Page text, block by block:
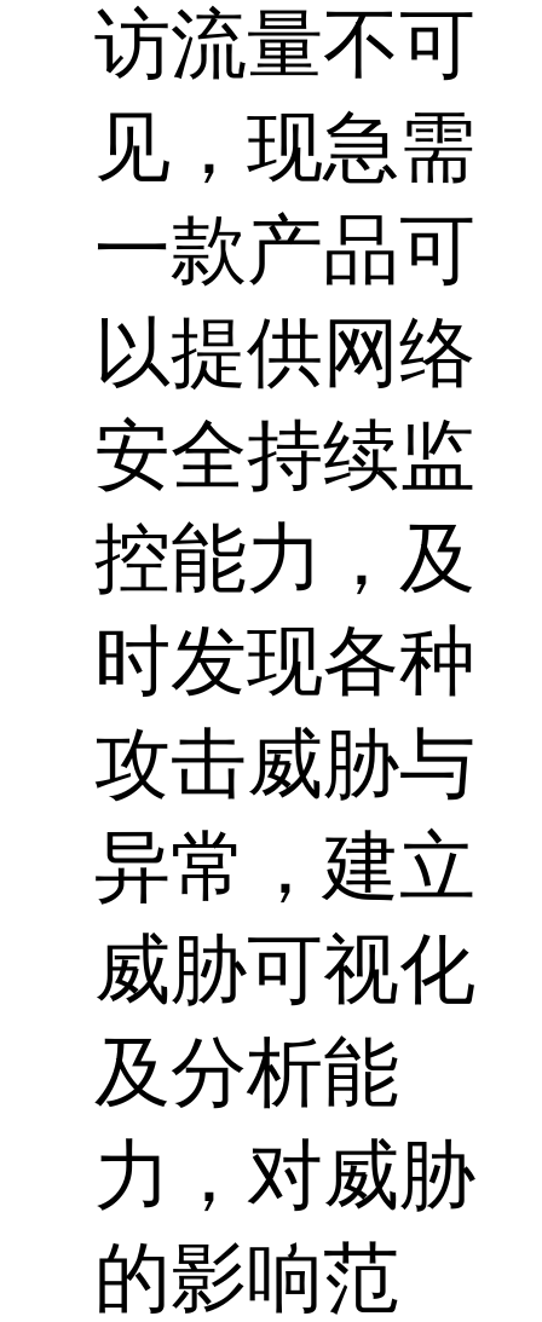
访流量不可
见，现急需
一款产品可
以提供网络
安全持续监
控能力，及
时发现各种
攻击威胁与
异常，建立
威胁可视化
及分析能
力，对威胁
的影响范